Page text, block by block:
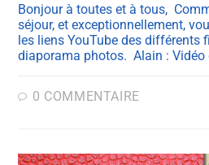
Bonjour à toutes et à tous,
séjour, et exceptionnellement,
les liens YouTube des différents
diaporama photos. Alain :
0 COMMENTAIRE